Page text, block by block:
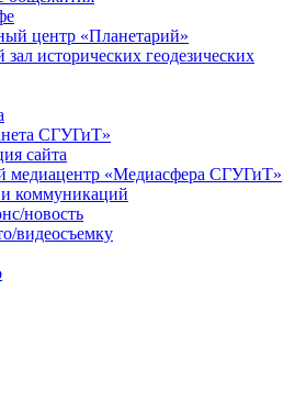
центр «Планетарий»
исторических геодезических
СГУГиТ»
сайта
медиацентр «Медиасфера СГУГиТ»
коммуникаций
новость
видеосъемку